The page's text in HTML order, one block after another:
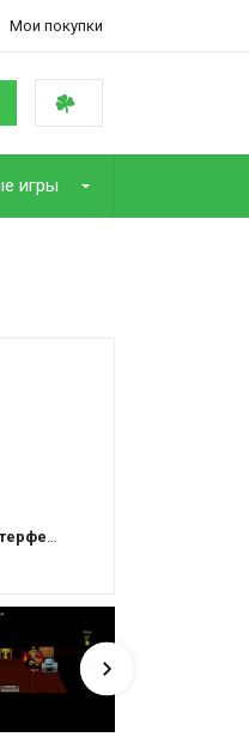
Мои покупки
игры